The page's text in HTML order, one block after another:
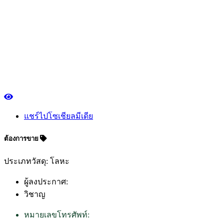
แชร์ไปโซเชียลมีเดีย
ต้องการขาย
ประเภทวัสดุ: โลหะ
ผู้ลงประกาศ:
วิชาญ
หมายเลขโทรศัพท์: